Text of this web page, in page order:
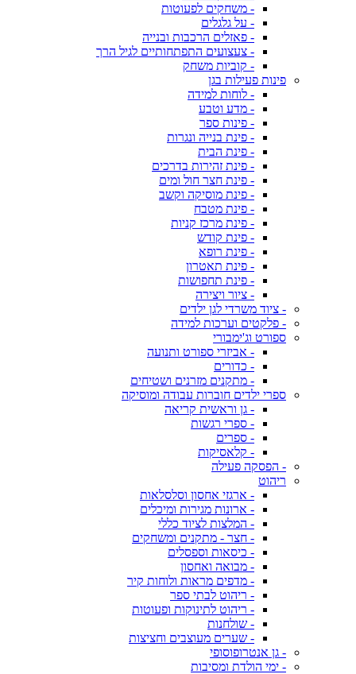
- משחקים לפעוטות
- על גלגלים
- פאזלים הרכבות ובנייה
- צעצועים התפתחותיים לגיל הרך
- קוביות משחק
פינות פעילות בגן
- לוחות למידה
- מדע וטבע
- פינות ספר
- פינת בנייה ונגרות
- פינת הבית
- פינת זהירות בדרכים
- פינת חצר חול ומים
- פינת מוסיקה וקשב
- פינת מטבח
- פינת מרכז קניות
- פינת קודש
- פינת רופא
- פינת תאטרון
- פינת תחפושות
- ציור ויצירה
- ציוד משרדי לגן ילדים
- פלקטים וערכות למידה
ספורט וג'ימבורי
- אביזרי ספורט ותנועה
- כדורים
- מתקנים מזרנים ושטיחים
ספרי ילדים חוברות עבודה ומוסיקה
- גן וראשית קריאה
- ספרי רגשות
- ספרים
- קלאסיקות
- הפסקה פעילה
ריהוט
- ארגזי אחסון וסלסלאות
- ארונות מגירות ומיכלים
- המלצות לציוד כללי
- חצר - מתקנים ומשחקים
- כיסאות וספסלים
- מבואה ואחסון
- מדפים מראות ולוחות קיר
- ריהוט לבתי ספר
- ריהוט לתינוקות ופעוטות
- שולחנות
- שערים מעוצבים וחציצות
- גן אנטרופוסופי
- ימי הולדת ומסיבות